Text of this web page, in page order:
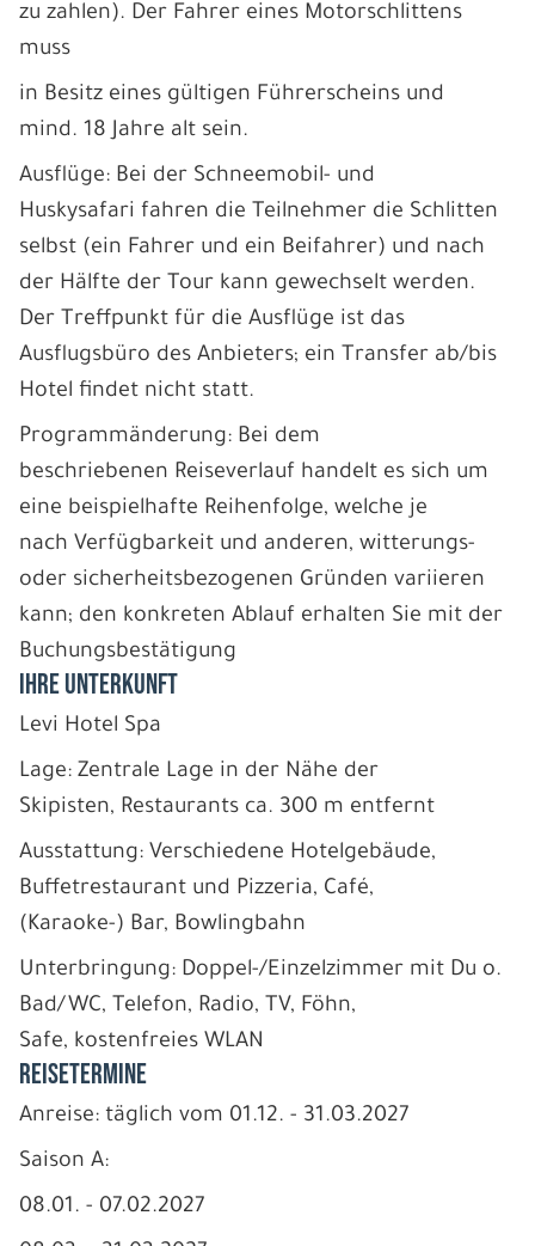
zu zahlen). Der Fahrer eines Motorschlittens
muss
in Besitz eines gültigen Führerscheins und
mind. 18 Jahre alt sein.
Ausflüge: Bei der Schneemobil- und
Huskysafari fahren die Teilnehmer die Schlitten
selbst (ein Fahrer und ein Beifahrer) und nach
der Hälfte der Tour kann gewechselt werden.
Der Treffpunkt für die Ausflüge ist das
Ausflugsbüro des Anbieters; ein Transfer ab/bis
Hotel findet nicht statt.
Programmänderung: Bei dem
beschriebenen Reiseverlauf handelt es sich um
eine beispielhafte Reihenfolge, welche je
nach Verfügbarkeit und anderen, witterungs-
oder sicherheitsbezogenen Gründen variieren
kann; den konkreten Ablauf erhalten Sie mit der
Buchungsbestätigung
IHRE UNTERKUNFT
Levi Hotel Spa
Lage: Zentrale Lage in der Nähe der
Skipisten, Restaurants ca. 300 m entfernt
Ausstattung: Verschiedene Hotelgebäude,
Buffetrestaurant und Pizzeria, Café,
(Karaoke-) Bar, Bowlingbahn
Unterbringung: Doppel-/Einzelzimmer mit Du o.
Bad/WC, Telefon, Radio, TV, Föhn,
Safe, kostenfreies WLAN
REISETERMINE
Anreise: täglich vom 01.12. - 31.03.2027
Saison A:
08.01. - 07.02.2027